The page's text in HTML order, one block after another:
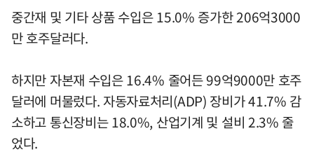
중간재 및 기타 상품 수입은 15.0% 증가한 206억3000
만 호주달러다.
하지만 자본재 수입은 16.4% 줄어든 99억9000만 호주
달러에 머물렀다. 자동자료처리(ADP) 장비가 41.7% 감
소하고 통신장비는 18.0%, 산업기계 및 설비 2.3% 줄
었다.